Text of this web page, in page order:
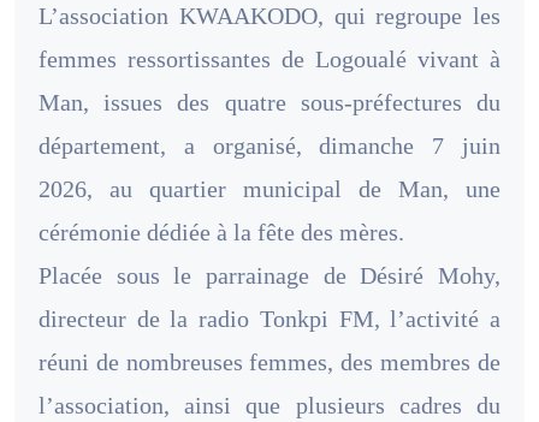
L’association KWAAKODO, qui regroupe les
femmes ressortissantes de Logoualé vivant à
Man, issues des quatre sous-préfectures du
département, a organisé, dimanche 7 juin
2026, au quartier municipal de Man, une
cérémonie dédiée à la fête des mères.
Placée sous le parrainage de Désiré Mohy,
directeur de la radio Tonkpi FM, l’activité a
réuni de nombreuses femmes, des membres de
l’association, ainsi que plusieurs cadres du